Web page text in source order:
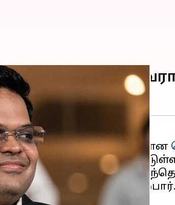
ஐசிசி
( பிசிசிஐ) செயலாளரான
தலைவராக
1, 2024 அன்று